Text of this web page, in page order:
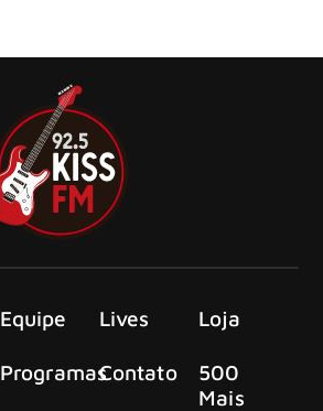
Equipe
Programas
Lives
Contato
Loja
500
Mais